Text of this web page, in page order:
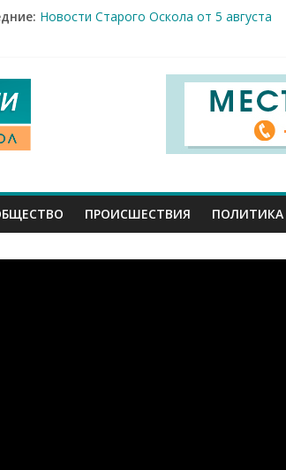
Новости Старого Оскола от 5 августа
Александр Шуваев доложил
От учебников к реальным пациентам:
ПРОИСШЕСТВИЯ ПОЛИТИКА